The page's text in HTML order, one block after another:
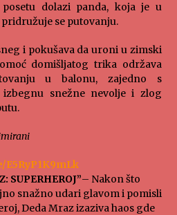
dolazi panda, koja je u
se putovanju.
i pokušava da uroni u zimski
domišljatog trika održava
u balonu, zajedno s
snežne nevolje i zlog
SUPERHEROJ”– Nakon što
snažno udari glavom i pomisli
Deda Mraz izaziva haos gde